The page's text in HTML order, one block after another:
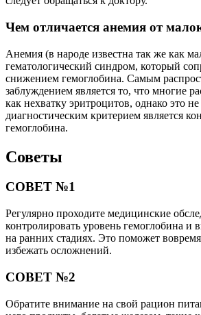
Чем отличается анемия от
Анемия (в народе известна так же как
гематологический синдром, который
снижением гемоглобина. Самым
заблуждением является то, что многие
как нехватку эритроцитов, однако это
диагностическим критерием является
гемоглобина.
Советы
СОВЕТ №1
Регулярно проходите медицинские
контролировать уровень гемоглобина и
на ранних стадиях. Это поможет
избежать осложнений.
СОВЕТ №2
Обратите внимание на свой рацион